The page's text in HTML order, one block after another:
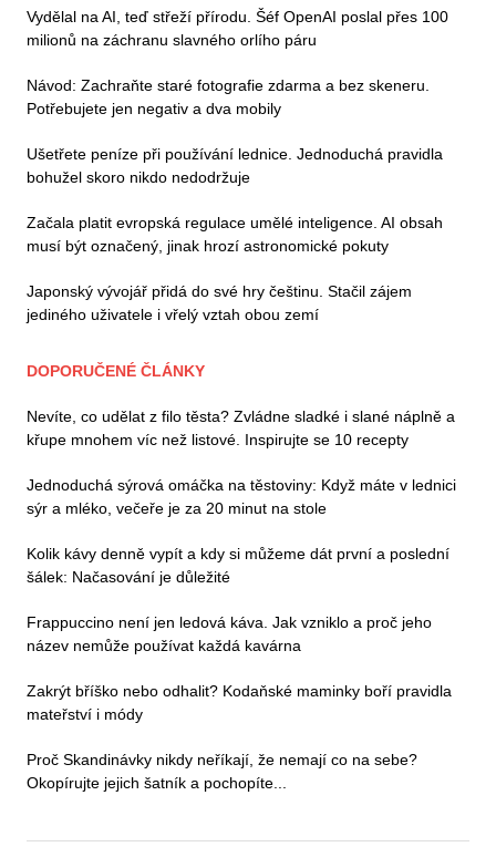
Vydělal na AI, teď střeží přírodu. Šéf OpenAI poslal přes 100
milionů na záchranu slavného orlího páru
Návod: Zachraňte staré fotografie zdarma a bez skeneru.
Potřebujete jen negativ a dva mobily
Ušetřete peníze při používání lednice. Jednoduchá pravidla
bohužel skoro nikdo nedodržuje
Začala platit evropská regulace umělé inteligence. AI obsah
musí být označený, jinak hrozí astronomické pokuty
Japonský vývojář přidá do své hry češtinu. Stačil zájem
jediného uživatele i vřelý vztah obou zemí
DOPORUČENÉ ČLÁNKY
Nevíte, co udělat z filo těsta? Zvládne sladké i slané náplně a
křupe mnohem víc než listové. Inspirujte se 10 recepty
Jednoduchá sýrová omáčka na těstoviny: Když máte v lednici
sýr a mléko, večeře je za 20 minut na stole
Kolik kávy denně vypít a kdy si můžeme dát první a poslední
šálek: Načasování je důležité
Frappuccino není jen ledová káva. Jak vzniklo a proč jeho
název nemůže používat každá kavárna
Zakrýt bříško nebo odhalit? Kodaňské maminky boří pravidla
mateřství i módy
Proč Skandinávky nikdy neříkají, že nemají co na sebe?
Okopírujte jejich šatník a pochopíte...